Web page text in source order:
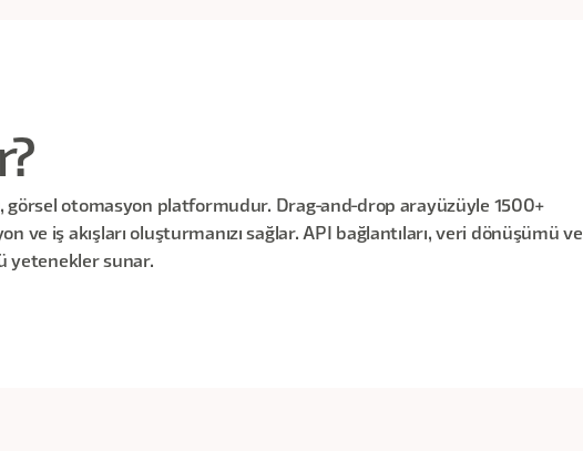
görsel otomasyon platformudur. Drag-and-drop arayüzüyle 1500+
ve iş akışları oluşturmanızı sağlar. API bağlantıları, veri dönüşümü ve
yetenekler sunar.